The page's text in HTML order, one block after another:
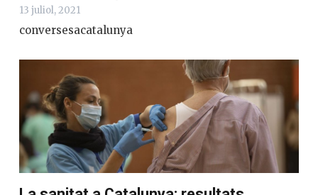
13 juliol, 2021
conversesacatalunya